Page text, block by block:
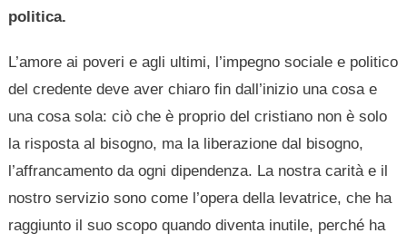
politica.
L’amore ai poveri e agli ultimi, l’impegno sociale e politico
del credente deve aver chiaro fin dall’inizio una cosa e
una cosa sola: ciò che è proprio del cristiano non è solo
la risposta al bisogno, ma la liberazione dal bisogno,
l’affrancamento da ogni dipendenza. La nostra carità e il
nostro servizio sono come l’opera della levatrice, che ha
raggiunto il suo scopo quando diventa inutile, perché ha